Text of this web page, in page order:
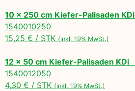
10 x 250 cm Kiefer-Palisaden KDi
1540010250
15,25 € / STK (inkl. 19% MwSt.)
12 x 50 cm Kiefer-Palisaden KDi
1540012050
4,30 € / STK (inkl. 19% MwSt.)